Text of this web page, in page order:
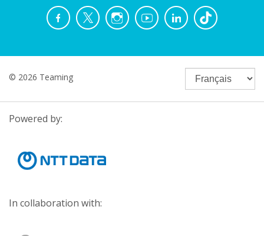
© 2026 Teaming
Powered by:
In collaboration with: